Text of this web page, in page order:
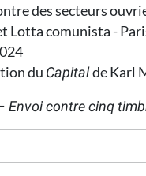
des secteurs
Lotta comunista -
du Capitalde Karl
Envoi contre cinq